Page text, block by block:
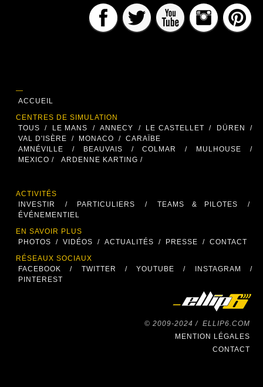
—
ACCUEIL
CENTRES DE SIMULATION
TOUS
/ LE MANS / ANNECY / LE CASTELLET / DÜREN
/
VAL D'ISÈRE
/ MONACO / CARAÏBE
AMNÉVILLE
/ BEAUVAIS / COLMAR / MULHOUSE
/
MEXICO /
ARDENNE KARTING /
ACTIVITÉS
INVESTIR
/ PARTICULIERS / TEAMS & PILOTES
/
ÉVÉNEMENTIEL
EN SAVOIR PLUS
PHOTOS
/ VIDÉOS / ACTUALITÉS / PRESSE / CONTACT
RÉSEAUX SOCIAUX
FACEBOOK
/ TWITTER / YOUTUBE / INSTAGRAM
/
PINTEREST
© 2009-2024 / ELLIP6.COM
MENTION LÉGALES
CONTACT